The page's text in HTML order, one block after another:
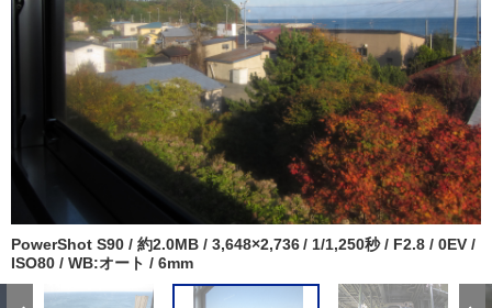
PowerShot S90 / 約2.0MB / 3,648×2,736 / 1/1,250秒 / F2.8 / 0EV /
ISO80 / WB:オート / 6mm